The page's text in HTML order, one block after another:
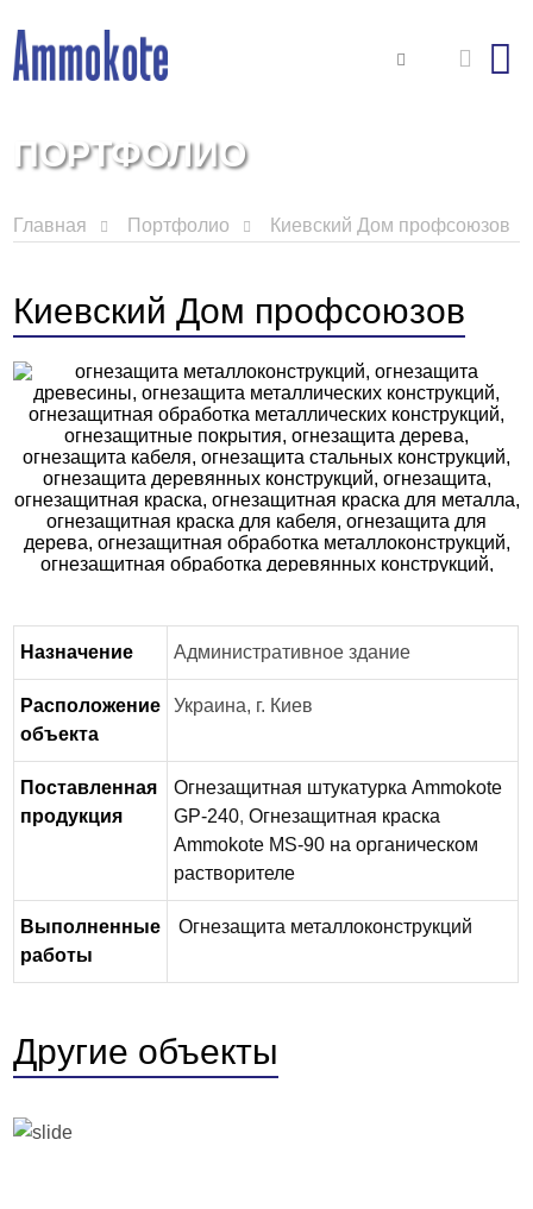
ПОРТФОЛИО
Главная Портфолио Киевский Дом профсоюзов
Киевский Дом профсоюзов
Назначение Административное здание
Расположение
объекта
Украина, г. Киев
Поставленная
продукция
Огнезащитная штукатурка Ammokote
GP-240,Огнезащитная краска
Ammokote MS-90 на органическом
растворителе
Выполненные
работы
Огнезащита металлоконструкций
Другие объекты